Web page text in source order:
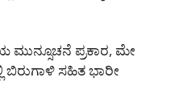
ಪ್ರಕಾರ, ಮೇ
ಬಿರುಗಾಳಿ ಸಹಿತ ಭಾರೀ